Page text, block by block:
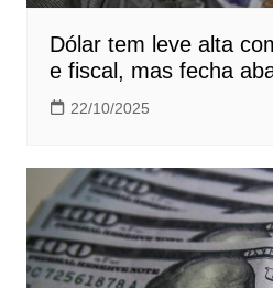
Dólar tem leve alta
e fiscal, mas fecha
22/10/2025